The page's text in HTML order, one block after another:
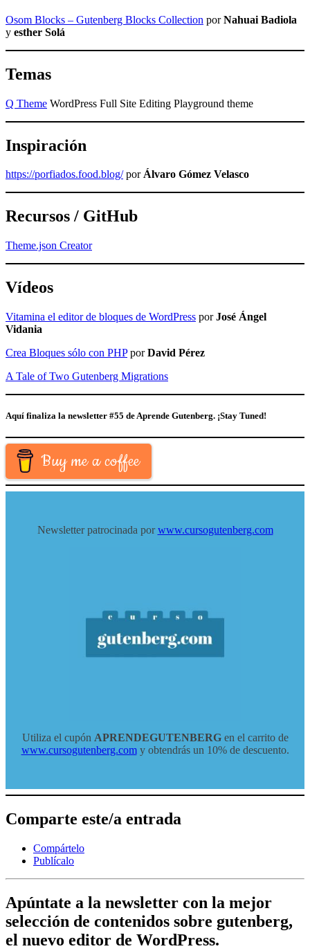
Osom Blocks – Gutenberg Blocks Collection porNahuai Badiola
y esther Solá
Temas
Q Theme WordPress Full Site Editing Playground theme
Inspiración
https://porfiados.food.blog/porÁlvaro Gómez Velasco
Recursos / GitHub
Theme.json Creator
Vídeos
Vitamina el editor de bloques de WordPress porJosé Ángel
Vidania
Crea Bloques sólo con PHPporDavid Pérez
A Tale of Two Gutenberg Migrations
Aquí finaliza la newsletter #55 de Aprende Gutenberg. ¡Stay Tuned!
Buy me a coffee
Newsletter patrocinada porwww.cursogutenberg.com
Utiliza el cupón APRENDEGUTENBERGen el carrito de
www.cursogutenberg.comy obtendrás un 10% de descuento.
Comparte este/a entrada
Compártelo
Publícalo
Apúntate a la newsletter con la mejor
selección de contenidos sobre gutenberg,
el nuevo editor de WordPress.